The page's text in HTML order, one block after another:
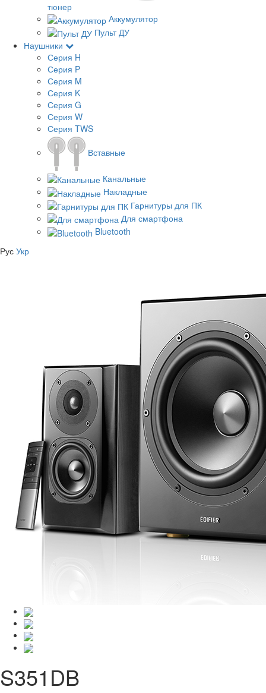
тюнер
Аккумулятор
Пульт ДУ
Наушники
Серия H
Серия P
Серия M
Серия K
Серия G
Серия W
Серия TWS
Вставные
Канальные
Накладные
Гарнитуры для ПК
Для смартфона
Bluetooth
Рус Укр
S351DB